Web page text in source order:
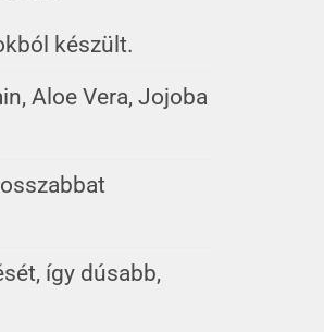
készült.
Aloe Vera, Jojoba
így dúsabb,